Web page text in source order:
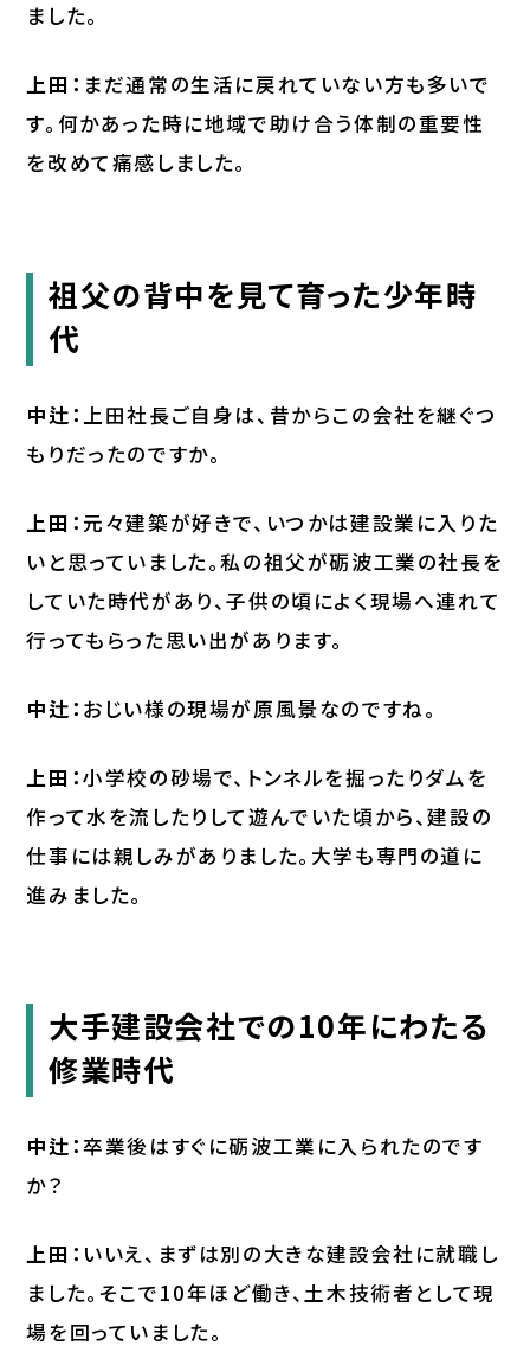
ました。
上田： まだ通常の生活に戻れていない方も多いで
す。何かあった時に地域で助け合う体制の重要性
を改めて痛感しました。
祖父の背中を見て育った少年時
代
中辻： 上田社長ご自身は、昔からこの会社を継ぐつ
もりだったのですか。
上田： 元々建築が好きで、いつかは建設業に入りた
いと思っていました。私の祖父が砺波工業の社長を
していた時代があり、子供の頃によく現場へ連れて
行ってもらった思い出があります。
中辻： おじい様の現場が原風景なのですね。
上田：小学校の砂場で、トンネルを掘ったりダムを
作って水を流したりして遊んでいた頃から、建設の
仕事には親しみがありました。大学も専門の道に
進みました。
大手建設会社での10年にわたる
修業時代
中辻：卒業後はすぐに砺波工業に入られたのです
か？
上田： いいえ、まずは別の大きな建設会社に就職し
ました。そこで10年ほど働き、土木技術者として現
場を回っていました。